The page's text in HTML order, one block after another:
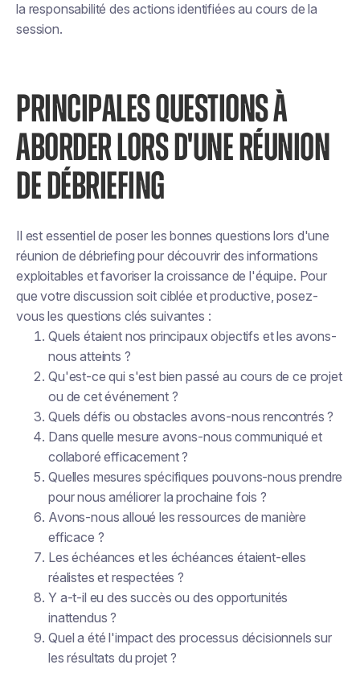
la responsabilité des actions identifiées au cours de la
session.
PRINCIPALES QUESTIONS À
ABORDER LORS D'UNE RÉUNION
DE DÉBRIEFING
Il est essentiel de poser les bonnes questions lors d'une
réunion de débriefing pour découvrir des informations
exploitables et favoriser la croissance de l'équipe. Pour
que votre discussion soit ciblée et productive, posez-
vous les questions clés suivantes :
Quels étaient nos principaux objectifs et les avons-
nous atteints ?
Qu'est-ce qui s'est bien passé au cours de ce projet
ou de cet événement ?
Quels défis ou obstacles avons-nous rencontrés ?
Dans quelle mesure avons-nous communiqué et
collaboré efficacement ?
Quelles mesures spécifiques pouvons-nous prendre
pour nous améliorer la prochaine fois ?
Avons-nous alloué les ressources de manière
efficace ?
Les échéances et les échéances étaient-elles
réalistes et respectées ?
Y a-t-il eu des succès ou des opportunités
inattendus ?
Quel a été l'impact des processus décisionnels sur
les résultats du projet ?